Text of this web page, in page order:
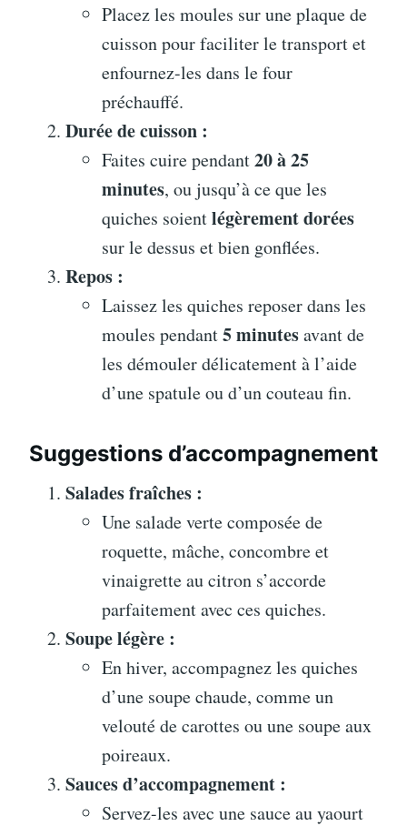
Placez les moules sur une plaque de
cuisson pour faciliter le transport et
enfournez-les dans le four
préchauffé.
Durée de cuisson :
Faites cuire pendant20 à 25
minutes, ou jusqu’à ce que les
quiches soientlégèrement dorées
sur le dessus et bien gonflées.
Repos :
Laissez les quiches reposer dans les
moules pendant5 minutesavant de
les démouler délicatement à l’aide
d’une spatule ou d’un couteau fin.
Suggestions d’accompagnement
Salades fraîches :
Une salade verte composée de
roquette, mâche, concombre et
vinaigrette au citron s’accorde
parfaitement avec ces quiches.
Soupe légère :
En hiver, accompagnez les quiches
d’une soupe chaude, comme un
velouté de carottes ou une soupe aux
poireaux.
Sauces d’accompagnement :
Servez-les avec une sauce au yaourt